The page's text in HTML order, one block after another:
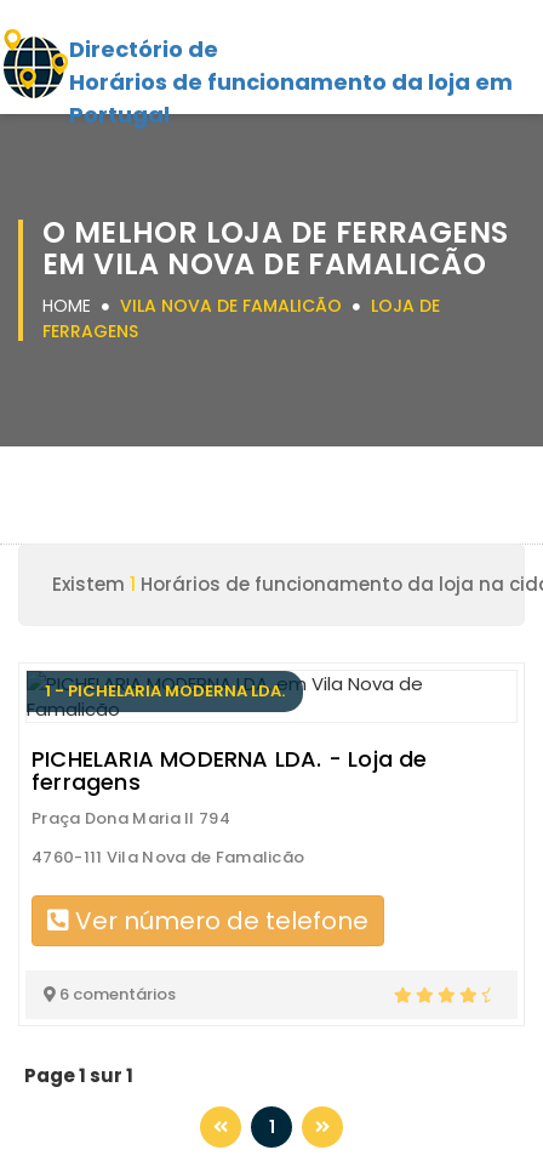
Directório de
Horários de funcionamento da loja em
Portugal
O MELHOR LOJA DE FERRAGENS
EM VILA NOVA DE FAMALICÃO
HOME VILA NOVA DE FAMALICÃO
LOJA DE
FERRAGENS
Existem 1 Horários de funcionamento da loja na
1 - PICHELARIA MODERNA LDA.
PICHELARIA MODERNA LDA. - Loja de
ferragens
Praça Dona Maria II 794
4760-111 Vila Nova de Famalicão
Ver número de telefone
6 comentários
Page 1 sur 1
1